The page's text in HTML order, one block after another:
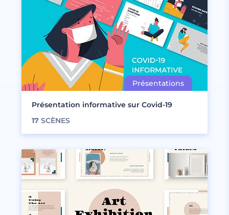
Présentation informative sur Covid-19
17 SCÈNES